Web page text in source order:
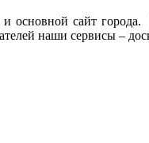
сайт
наши сервисы –